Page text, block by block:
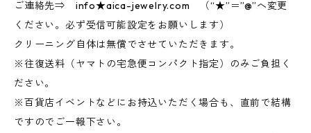
ご連絡先⇒ info★aica-jewelry.com （“★”＝”@”へ変更
ください。必ず受信可能設定をお願いします）
クリーニング自体は無償でさせていただきます。
※往復送料（ヤマトの宅急便コンパクト指定）のみご負担く
ださい。
※百貨店イベントなどにお持込いただく場合も、直前で結構
ですのでご一報下さい。